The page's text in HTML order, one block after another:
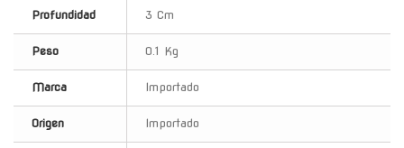
Profundidad 3 Cm
Peso 0.1 Kg
Marca Importado
Origen Importado